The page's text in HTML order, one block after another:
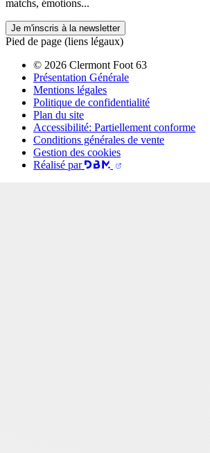
matchs, émotions...
Je m'inscris à la newsletter
Pied de page (liens légaux)
© 2026 Clermont Foot 63
Présentation Générale
Mentions légales
Politique de confidentialité
Plan du site
Accessibilité: Partiellement conforme
Conditions générales de vente
Gestion des cookies
Réalisé par